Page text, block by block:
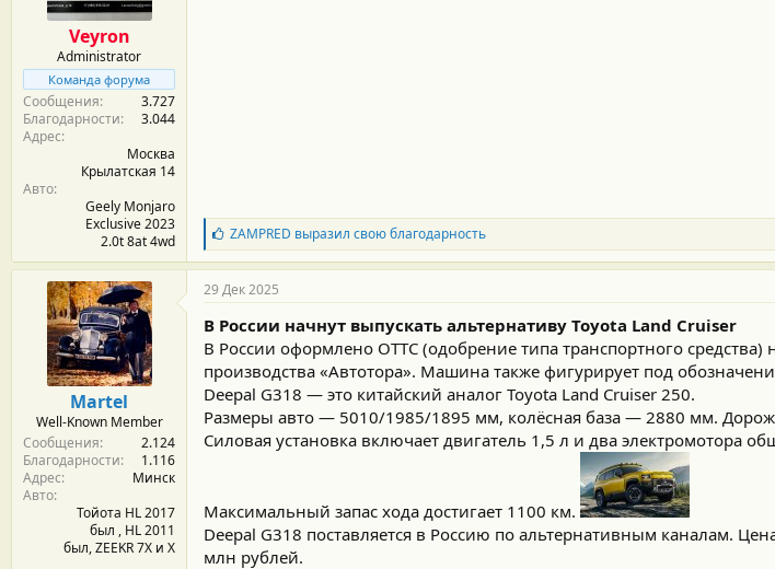
Veyron
Administrator
Команда форума
Сообщения
3.727
Благодарности
3.044
Адрес
Москва
Крылатская 14
Авто
Geely Monjaro
Exclusive 2023
2.0t 8at 4wd
Б
л
а
г
о
д
а
р
н
о
с
т
и
ZAMPRED выразил свою благодарность
Martel
Well-Known Member
Сообщения
2.124
Благодарности
1.116
Адрес
Минск
Авто
Тойота HL 2017
был , HL 2011
был, ZEEKR 7X и Х
29 Дек 2025
В России начнут выпускать альтернативу Toyota Land Cruiser
В России оформлено ОТТС (одобрение типа транспортного средства)
производства «Автотора». Машина также фигурирует под
Deepal G318 — это китайский аналог Toyota Land Cruiser 250.
Размеры авто — 5010/1985/1895 мм, колёсная база — 2880 мм.
Силовая установка включает двигатель 1,5 л и два электромотора
Максимальный запас хода достигает 1100 км.
Deepal G318 поставляется в Россию по альтернативным каналам.
млн рублей.